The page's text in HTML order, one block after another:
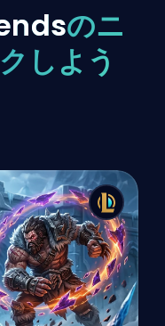
のニ
しよう